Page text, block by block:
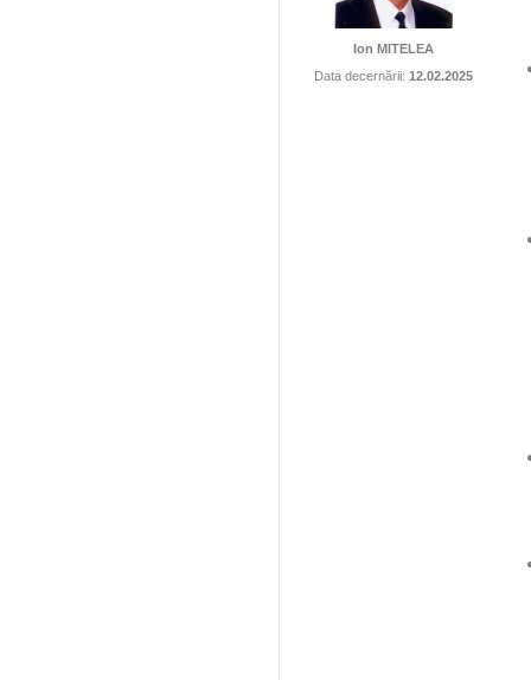
Ion MITELEA
Data decernării: 12.02.2025